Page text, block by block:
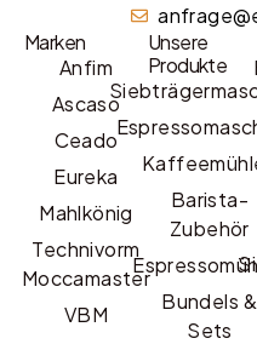
Marken
Anfim
Ascaso
Ceado
Eureka
Mahlkönig
Technivorm
Moccamaster
VBM
Unsere
Produkte
Barista-
Zubehör
Bundels &
Sets